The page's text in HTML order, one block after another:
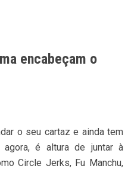
encabeçam o
o seu cartaz e ainda tem
é altura de juntar à
Circle Jerks, Fu Manchu,